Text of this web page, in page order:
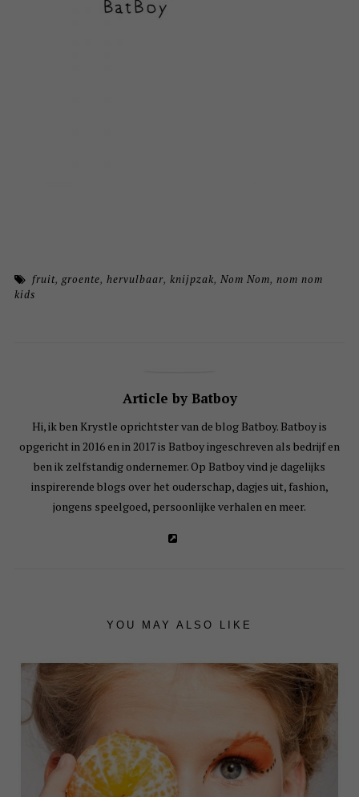
fruit,groente,hervulbaar,knijpzak,Nom Nom,nom nom
kids
Article by Batboy
Hi, ik ben Krystle oprichtster van de blog Batboy. Batboy is
opgericht in 2016 en in 2017 is Batboy ingeschreven als bedrijf en
ben ik zelfstandig ondernemer. Op Batboy vind je dagelijks
inspirerende blogs over het ouderschap, dagjes uit, fashion,
jongens speelgoed, persoonlijke verhalen en meer.
YOU MAY ALSO LIKE